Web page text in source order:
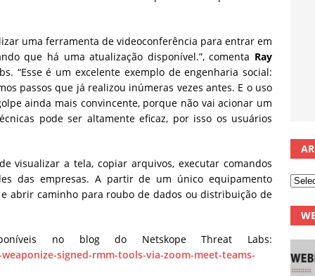
uma ferramenta de videoconferência para entrar em
que há uma atualização disponível.”, comenta Ray
“Esse é um excelente exemplo de engenharia social:
passos que já realizou inúmeras vezes antes. E o uso
ainda mais convincente, porque não vai acionar um
pode ser altamente eficaz, por isso os usuários
visualizar a tela, copiar arquivos, executar comandos
das empresas. A partir de um único equipamento
abrir caminho para roubo de dados ou distribuição de
no blog do Netskope Threat Labs:
signed-rmm-tools-via-zoom-meet-teams-